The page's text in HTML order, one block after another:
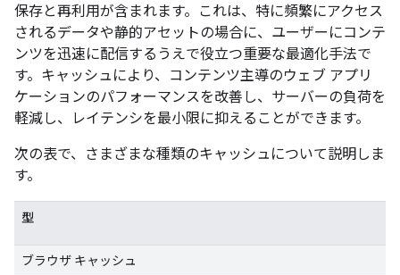
保存と再利用が含まれます。これは、特に頻繁にアクセス
されるデータや静的アセットの場合に、ユーザーにコンテ
ンツを迅速に配信するうえで役立つ重要な最適化手法で
す。キャッシュにより、コンテンツ主導のウェブ アプリ
ケーションのパフォーマンスを改善し、サーバーの負荷を
軽減し、レイテンシを最小限に抑えることができます。
次の表で、さまざまな種類のキャッシュについて説明しま
す。
型
ブラウザ キャッシュ